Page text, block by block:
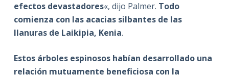
efectos devastadores«, dijo Palmer. Todo
comienza con las acacias silbantes de las
llanuras de Laikipia, Kenia.
Estos árboles espinosos habían desarrollado una
relación mutuamente beneficiosa con la